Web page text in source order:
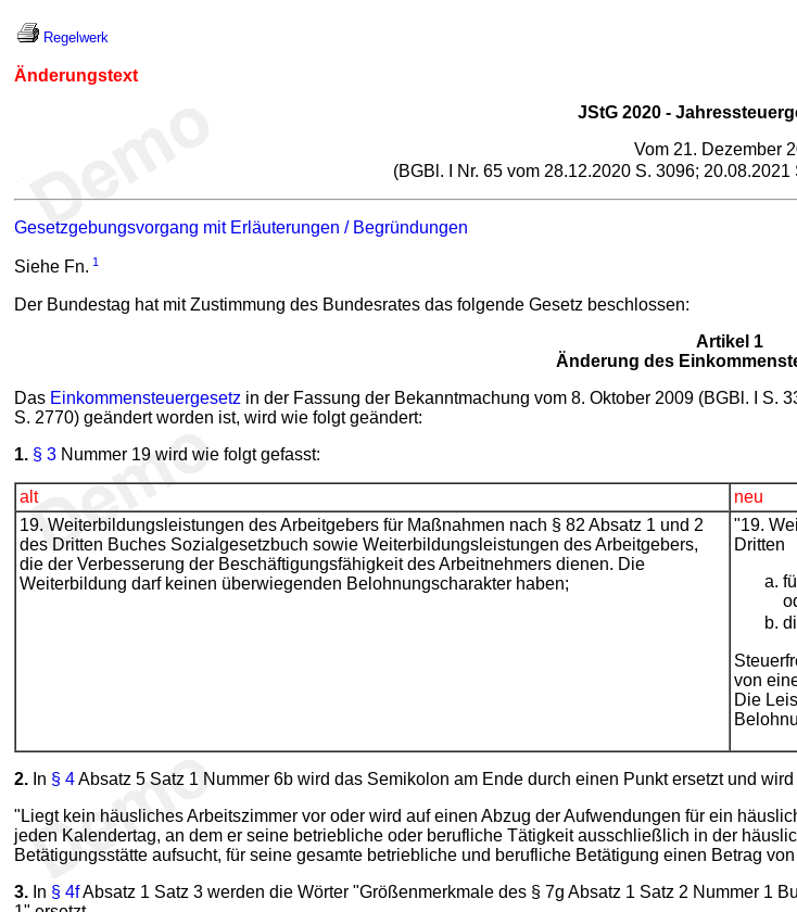
Regelwerk
Änderungstext
JStG 2020 -
Vom 21. Dezember
(BGBl. I Nr. 65 vom 28.12.2020 S. 3096; 20.08.2021
Gesetzgebungsvorgang mit Erläuterungen / Begründungen
Siehe Fn. 1
Der Bundestag hat mit Zustimmung des Bundesrates das folgende Gesetz beschlossen:
Artikel 1
Änderung des
Das Einkommensteuergesetz in der Fassung der Bekanntmachung vom 8. Oktober 2009 (BGBl. I S.
S. 2770) geändert worden ist, wird wie folgt geändert:
1. § 3 Nummer 19 wird wie folgt gefasst:
alt
neu
19. Weiterbildungsleistungen des Arbeitgebers für Maßnahmen nach § 82 Absatz 1 und 2
des Dritten Buches Sozialgesetzbuch sowie Weiterbildungsleistungen des Arbeitgebers,
die der Verbesserung der Beschäftigungsfähigkeit des Arbeitnehmers dienen. Die
Weiterbildung darf keinen überwiegenden Belohnungscharakter haben;
"19.
Dritten
von
Die
2. In § 4Absatz 5 Satz 1 Nummer 6b wird das Semikolon am Ende durch einen Punkt ersetzt und
"Liegt kein häusliches Arbeitszimmer vor oder wird auf einen Abzug der Aufwendungen für ein
jeden Kalendertag, an dem er seine betriebliche oder berufliche Tätigkeit ausschließlich in der
Betätigungsstätte aufsucht, für seine gesamte betriebliche und berufliche Betätigung einen Betrag
3. In § 4fAbsatz 1 Satz 3 werden die Wörter "Größenmerkmale des § 7g Absatz 1 Satz 2 Nummer 1